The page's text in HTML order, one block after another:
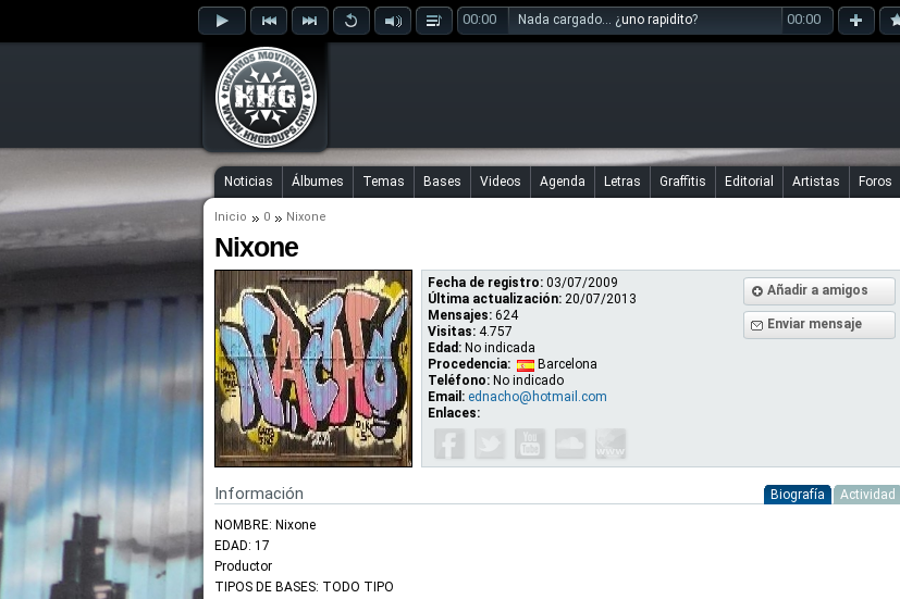
00:00 Nada cargado... ¿uno rapidito? 00:00
Noticias Álbumes Temas Bases Videos Agenda Letras Graffitis Editorial Artistas Foros
Inicio 0 Nixone
Nixone
Añadir a amigos
Enviar mensaje
Fecha de registro: 03/07/2009
Última actualización: 20/07/2013
Mensajes: 624
Visitas: 4.757
Edad: No indicada
Procedencia:
Barcelona
Teléfono: No indicado
Email: ednacho@hotmail.com
Enlaces:
Información Biografía
Actividad
NOMBRE: Nixone
EDAD: 17
Productor
TIPOS DE BASES: TODO TIPO